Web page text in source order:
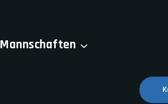
Mannschaften